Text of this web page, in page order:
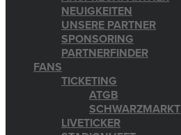
NEUIGKEITEN
UNSERE PARTNER
SPONSORING
PARTNERFINDER
FANS
TICKETING
ATGB
SCHWARZMARKT
LIVETICKER